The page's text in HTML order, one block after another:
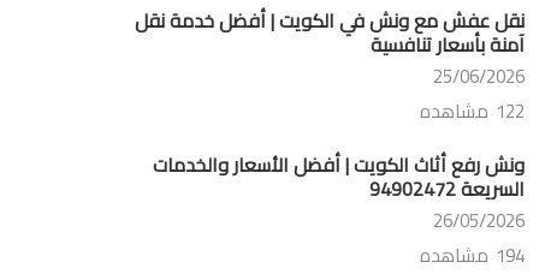
نقل عفش مع ونش في الكويت | أفضل خدمة نقل
آمنة بأسعار تنافسية
25/06/2026
122 مشاهده
ونش رفع أثاث الكويت | أفضل الأسعار والخدمات
السريعة 94902472
26/05/2026
194 مشاهده